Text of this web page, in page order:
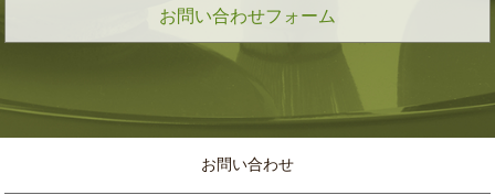
お問い合わせフォーム
お問い合わせ